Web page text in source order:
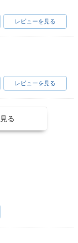
レビューを見る
レビューを見る
る